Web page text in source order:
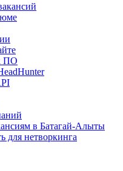
ПО
в Батагай-Алыты
для нетворкинга